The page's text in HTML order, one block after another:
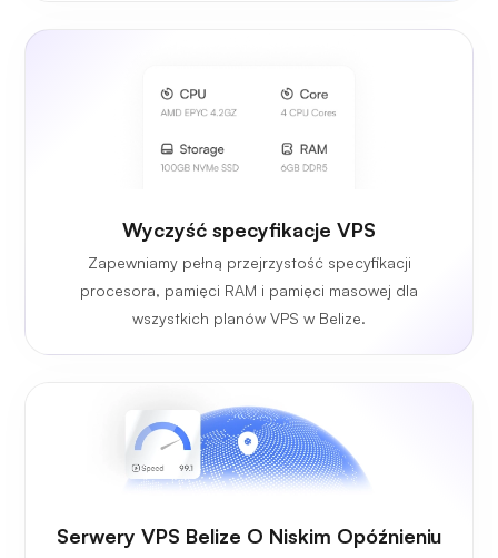
Wyczyść specyfikacje VPS
Zapewniamy pełną przejrzystość specyfikacji
procesora, pamięci RAM i pamięci masowej dla
wszystkich planów VPS w Belize.
Serwery VPS Belize O Niskim Opóźnieniu